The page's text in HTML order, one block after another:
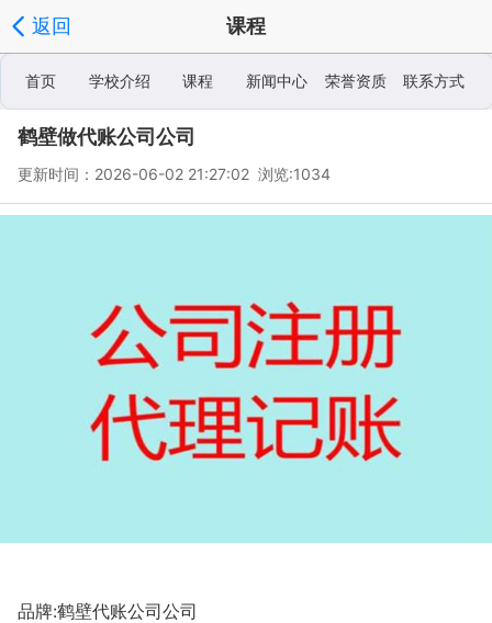
返回 课程
首页 学校介绍 课程 新闻中心 荣誉资质 联系方式
学校相册
鹤壁做代账公司公司
更新时间：2026-06-02 21:27:02 浏览:1034
品牌:鹤壁代账公司公司